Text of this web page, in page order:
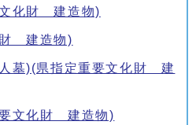
化財 建造物)
財 建造物)
墓)(県指定重要文化財 建
文化財 建造物)